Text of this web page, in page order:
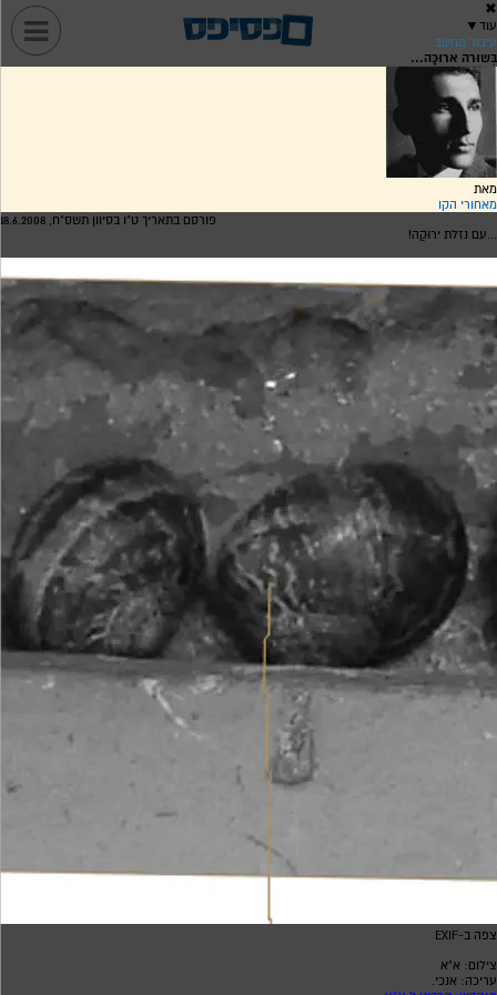
✖
עוד ▼
עיבוד מחשב
בְּשוּרה ארוּכָּה...
מאת
מאחורי הקו
פורסם בתאריך ט"ו בסיוון תשס"ח, 18.6.2008
...עם נזלּת ירוּקַה!
צפה ב-EXIF
צילום: א"א
עריכה: אנכי.